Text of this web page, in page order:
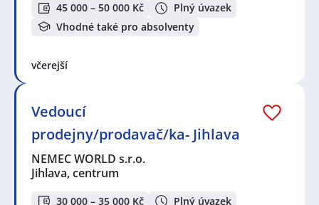
45 000 – 50 000 Kč
Plný úvazek
Vhodné také pro absolventy
včerejší
Vedoucí
prodejny/prodavač/ka- Jihlava
NEMEC WORLD s.r.o.
Jihlava, centrum
30 000 – 35 000 Kč Plný úvazek